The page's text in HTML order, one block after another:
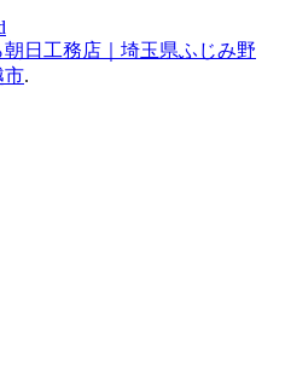
日工務店｜埼玉県ふじみ野
市.